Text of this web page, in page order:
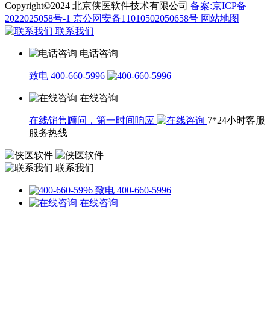
Copyright©2024 北京侠医软件技术有限公司 备案:京ICP备
2022025058号-1 京公网安备11010502050658号 网站地图
联系我们
电话咨询
致电 400-660-5996
在线咨询
在线销售顾问，第一时间响应
7*24小时客服
服务热线
联系我们
致电 400-660-5996
在线咨询